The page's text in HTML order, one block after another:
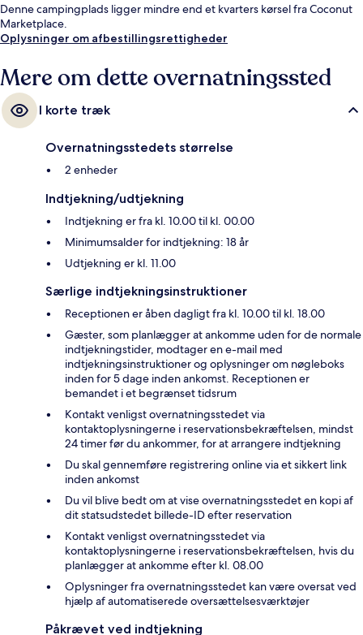
Denne campingplads ligger mindre end et kvarters kørsel fra Coconut
Marketplace.
Oplysninger om afbestillingsrettigheder
Mere om dette overnatningssted
I korte træk
Overnatningsstedets størrelse
2 enheder
Indtjekning/udtjekning
Indtjekning er fra kl. 10.00 til kl. 00.00
Minimumsalder for indtjekning: 18 år
Udtjekning er kl. 11.00
Særlige indtjekningsinstruktioner
Receptionen er åben dagligt fra kl. 10.00 til kl. 18.00
Gæster, som planlægger at ankomme uden for de normale
indtjekningstider, modtager en e-mail med
indtjekningsinstruktioner og oplysninger om nøgleboks
inden for 5 dage inden ankomst. Receptionen er
bemandet i et begrænset tidsrum
Kontakt venligst overnatningsstedet via
kontaktoplysningerne i reservationsbekræftelsen, mindst
24 timer før du ankommer, for at arrangere indtjekning
Du skal gennemføre registrering online via et sikkert link
inden ankomst
Du vil blive bedt om at vise overnatningsstedet en kopi af
dit statsudstedet billede-ID efter reservation
Kontakt venligst overnatningsstedet via
kontaktoplysningerne i reservationsbekræftelsen, hvis du
planlægger at ankomme efter kl. 08.00
Oplysninger fra overnatningsstedet kan være oversat ved
hjælp af automatiserede oversættelsesværktøjer
Påkrævet ved indtjekning